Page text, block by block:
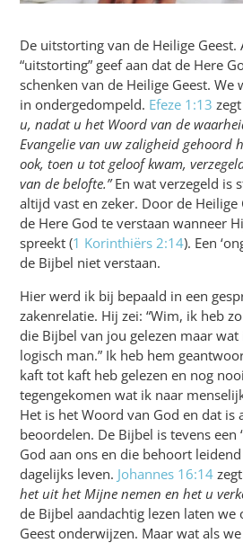
De uitstorting van de Heilige
“uitstorting” geef aan dat de Here
schenken van de Heilige Geest.
in ondergedompeld. Efeze 1:13
u, nadat u het Woord van de
Evangelie van uw zaligheid gehoord
ook, toen u tot geloof kwam,
van de belofte.”En wat verzegeld is
altijd vast en zeker. Door de
de Here God te verstaan wanneer
spreekt (1 Korinthiërs 2:14). Een
de Bijbel niet verstaan.
Hier werd ik bij bepaald in een
zakenrelatie. Hij zei: “Wim, ik heb
die Bijbel van jou gelezen maar
logisch man.” Ik heb hem
kaft tot kaft heb gelezen en nog
tegengekomen wat ik naar
Het is het Woord van God en dat is
beoordelen. De Bijbel is tevens een
God aan ons en die behoort
dagelijks leven. Johannes 16:14
het uit het Mijne nemen en het u
de Bijbel aandachtig lezen laten we
Geest onderwijzen. Maar wat als